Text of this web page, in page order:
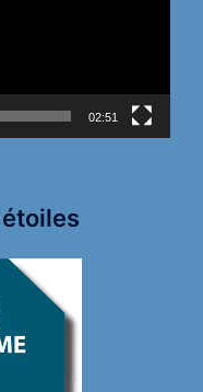
02:51